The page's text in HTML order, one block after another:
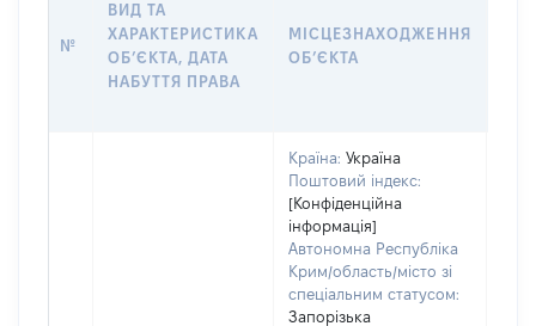
№
ВИД ТА
ХАРАКТЕРИСТИКА
ОБʼЄКТА, ДАТА
НАБУТТЯ ПРАВА
МІСЦЕЗНАХОДЖЕННЯ
ОБʼЄКТА
Країна: Україна
Поштовий індекс:
[Конфіденційна
інформація]
Автономна Республіка
Крим/область/місто зі
спеціальним статусом:
Запорізька